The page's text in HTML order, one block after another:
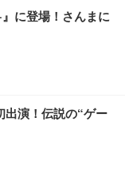
に登場！さんまに
出演！伝説の“ゲー